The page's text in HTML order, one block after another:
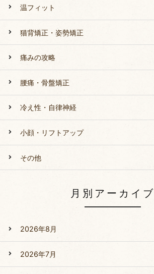
温フィット
猫背矯正・姿勢矯正
痛みの攻略
腰痛・骨盤矯正
冷え性・自律神経
小顔・リフトアップ
その他
月別アーカイブ
2026年8月
2026年7月